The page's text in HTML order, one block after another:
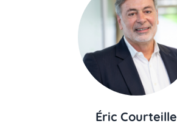
Éric Courteille